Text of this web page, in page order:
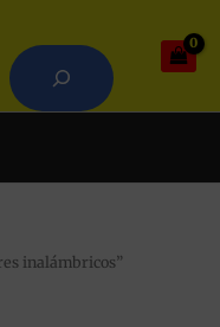
inalámbricos”